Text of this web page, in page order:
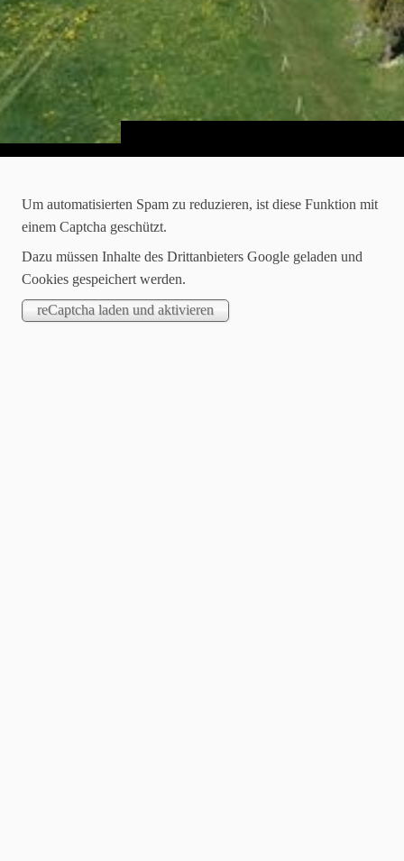
Herzlich Willkommen...
...auf der offiziellen Webseite des Ilksbachdorfes
Lippoldshausen.
Wir freuen uns sehr, Sie hier begrüßen zu dürfen, und
wünschen Ihnen viel Freude beim Erkunden unserer Seite.
Um automatisierten Spam zu reduzieren, ist diese Funktion mit
einem Captcha geschützt.
Dazu müssen Inhalte des Drittanbieters Google geladen und
Cookies gespeichert werden.